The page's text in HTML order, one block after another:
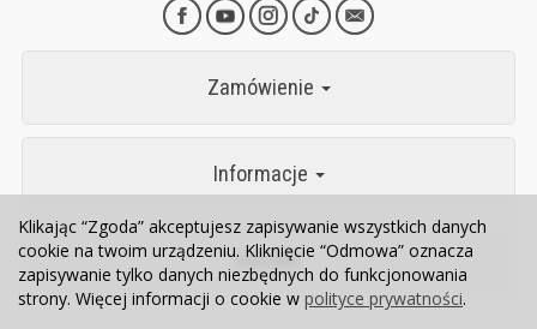
Zamówienie
Informacje
Kontakt
Klikając “Zgoda” akceptujesz zapisywanie wszystkich danych
cookie na twoim urządzeniu. Kliknięcie “Odmowa” oznacza
zapisywanie tylko danych niezbędnych do funkcjonowania
strony. Więcej informacji o cookie w polityce prywatności.